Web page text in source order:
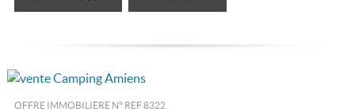
OFFRE IMMOBILIÈRE N° REF 8322